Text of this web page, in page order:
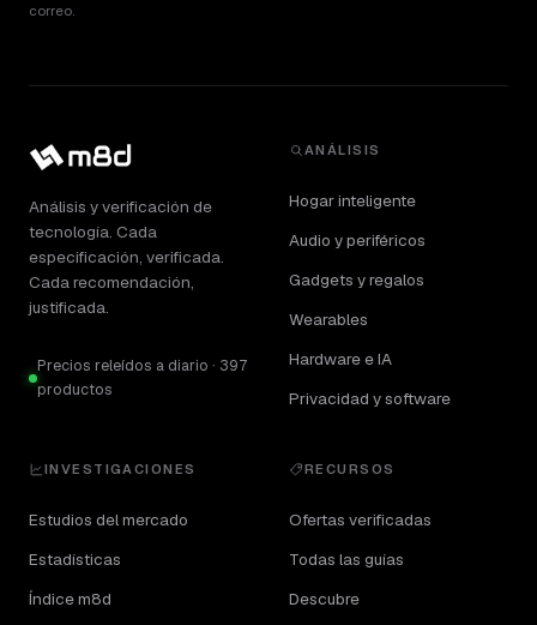
correo.
Análisis y verificación de
tecnología. Cada
especificación, verificada.
Cada recomendación,
justificada.
Precios releídos a diario · 397
productos
ANÁLISIS
Hogar inteligente
Audio y periféricos
Gadgets y regalos
Wearables
Hardware e IA
Privacidad y software
INVESTIGACIONES
Estudios del mercado
Estadísticas
Índice m8d
RECURSOS
Ofertas verificadas
Todas las guías
Descubre